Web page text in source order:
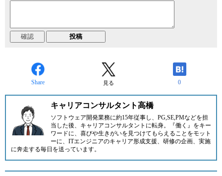
Share 見る 0
キャリアコンサルタント高橋
ソフトウェア開発業務に約15年従事し、PG,SE,PMなどを担
当した後、キャリアコンサルタントに転身。『働く』をキー
ワードに、喜びや生きがいを見つけてもらえることをモット
ーに、ITエンジニアのキャリア形成支援、研修の企画、実施
に奔走する毎日を送っています。